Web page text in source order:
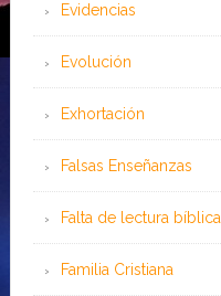
Evidencias
Evolución
Exhortación
Falsas Enseñanzas
Falta de lectura bíblica
Familia Cristiana